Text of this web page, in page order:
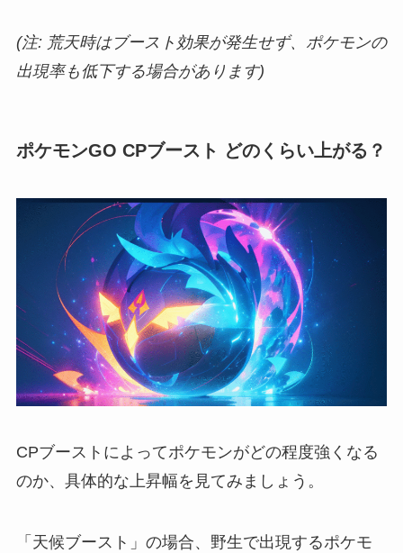
(注: 荒天時はブースト効果が発生せず、ポケモンの
出現率も低下する場合があります)
ポケモンGO CPブースト どのくらい上がる？
CPブーストによってポケモンがどの程度強くなる
のか、具体的な上昇幅を見てみましょう。
「天候ブースト」の場合、野生で出現するポケモ